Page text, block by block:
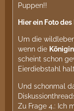
Puppen!!
Hier ein Foto
Um die
wenn die Königin
scheint schon
Eierdiebstahl
Und schonmal
Zu Frage 4.: Ich